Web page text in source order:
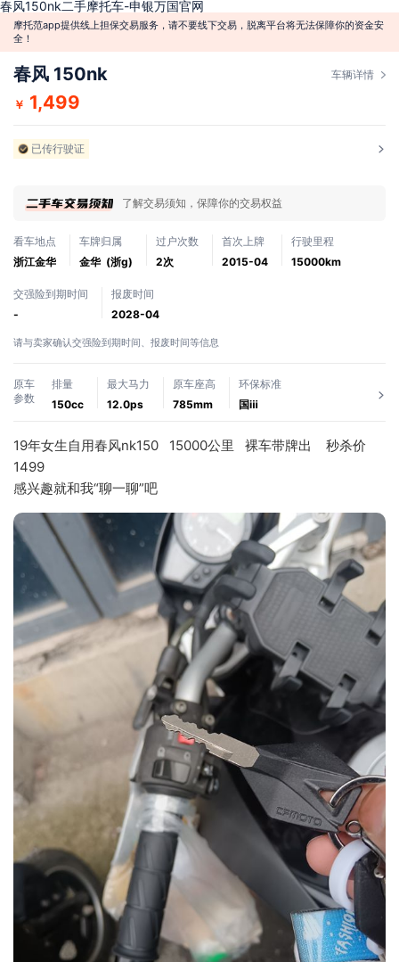
春风150nk二手摩托车-申银万国官网
摩托范app提供线上担保交易服务，请不要线下交易，脱离平台将无法保障你的资金安
全！
春风 150nk 车辆详情
￥ 1,499
已传行驶证
了解交易须知，保障你的交易权益
看车地点
浙江金华
车牌归属
金华 (浙g)
过户次数
2次
首次上牌
2015-04
行驶里程
15000km
交强险到期时间
-
报废时间
2028-04
请与卖家确认交强险到期时间、报废时间等信息
原车
参数
排量
150cc
最大马力
12.0ps
原车座高
785mm
环保标准
国ⅲ
19年女生自用春风nk150   15000公里   裸车带牌出    秒杀价
1499
感兴趣就和我“聊一聊”吧